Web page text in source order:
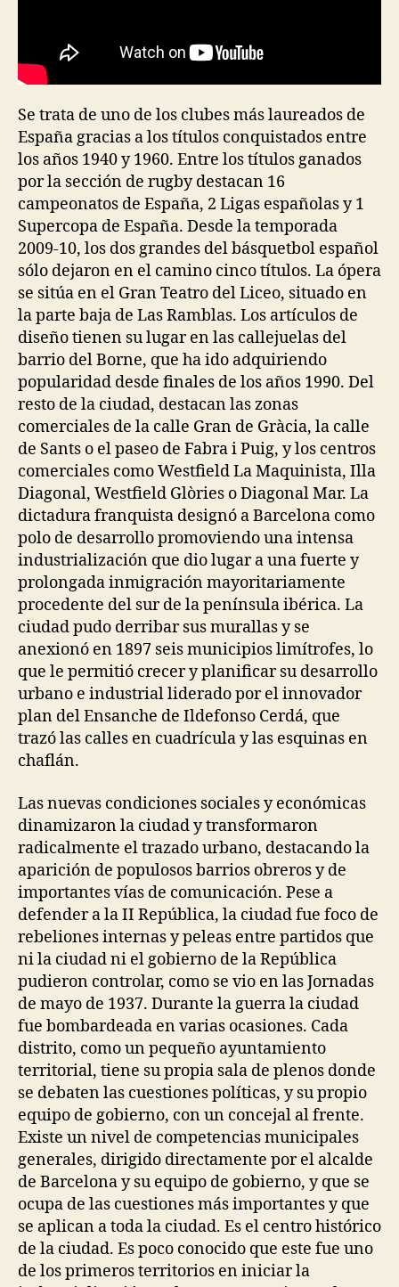
Se trata de uno de los clubes más laureados de
España gracias a los títulos conquistados entre
los años 1940 y 1960. Entre los títulos ganados
por la sección de rugby destacan 16
campeonatos de España, 2 Ligas españolas y 1
Supercopa de España. Desde la temporada
2009-10, los dos grandes del básquetbol español
sólo dejaron en el camino cinco títulos. La ópera
se sitúa en el Gran Teatro del Liceo, situado en
la parte baja de Las Ramblas. Los artículos de
diseño tienen su lugar en las callejuelas del
barrio del Borne, que ha ido adquiriendo
popularidad desde finales de los años 1990. Del
resto de la ciudad, destacan las zonas
comerciales de la calle Gran de Gràcia, la calle
de Sants o el paseo de Fabra i Puig, y los centros
comerciales como Westfield La Maquinista, Illa
Diagonal, Westfield Glòries o Diagonal Mar. La
dictadura franquista designó a Barcelona como
polo de desarrollo promoviendo una intensa
industrialización que dio lugar a una fuerte y
prolongada inmigración mayoritariamente
procedente del sur de la península ibérica. La
ciudad pudo derribar sus murallas y se
anexionó en 1897 seis municipios limítrofes, lo
que le permitió crecer y planificar su desarrollo
urbano e industrial liderado por el innovador
plan del Ensanche de Ildefonso Cerdá, que
trazó las calles en cuadrícula y las esquinas en
chaflán.
Las nuevas condiciones sociales y económicas
dinamizaron la ciudad y transformaron
radicalmente el trazado urbano, destacando la
aparición de populosos barrios obreros y de
importantes vías de comunicación. Pese a
defender a la II República, la ciudad fue foco de
rebeliones internas y peleas entre partidos que
ni la ciudad ni el gobierno de la República
pudieron controlar, como se vio en las Jornadas
de mayo de 1937. Durante la guerra la ciudad
fue bombardeada en varias ocasiones. Cada
distrito, como un pequeño ayuntamiento
territorial, tiene su propia sala de plenos donde
se debaten las cuestiones políticas, y su propio
equipo de gobierno, con un concejal al frente.
Existe un nivel de competencias municipales
generales, dirigido directamente por el alcalde
de Barcelona y su equipo de gobierno, y que se
ocupa de las cuestiones más importantes y que
se aplican a toda la ciudad. Es el centro histórico
de la ciudad. Es poco conocido que este fue uno
de los primeros territorios en iniciar la